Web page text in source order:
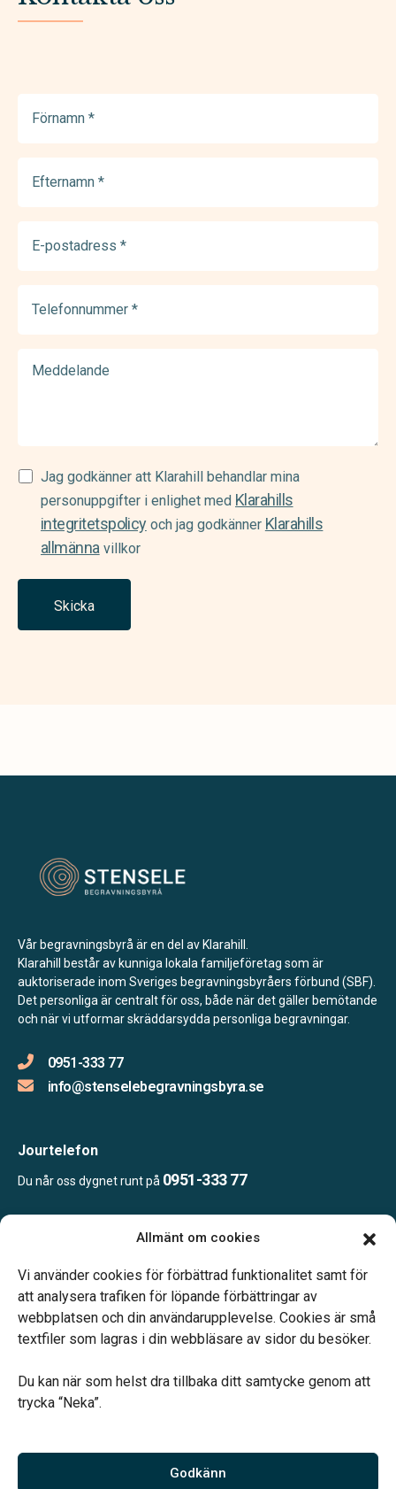
Allmänt om cookies
Vi använder cookies för förbättrad funktionalitet samt för
att analysera trafiken för löpande förbättringar av
webbplatsen och din användarupplevelse. Cookies är små
textfiler som lagras i din webbläsare av sidor du besöker.
Du kan när som helst dra tillbaka ditt samtycke genom att
trycka “Neka”.
Godkänn
(Required)
(Required)
postadress
(Required)
Samtycke
(Required)
Jag godkänner att Klarahill behandlar mina
personuppgifter i enlighet med Klarahills
integritetspolicyoch jag godkänner Klarahills
allmännavillkor
Skicka
Vår begravningsbyrå är en del av Klarahill.
Klarahill består av kunniga lokala familjeföretag som är
auktoriserade inom Sveriges begravningsbyråers förbund (SBF).
Det personliga är centralt för oss, både när det gäller bemötande
och när vi utformar skräddarsydda personliga begravningar.
0951-333 77
info@stenselebegravningsbyra.se
Jourtelefon
Du når oss dygnet runt på 0951-333 77
Ring eller mejla oss för att boka en tid.
Vårt systerbolag Verahill hjälper dig med familjejuridiken –